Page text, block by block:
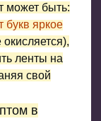
может быть:
букв яркое
ленты на
свой
в